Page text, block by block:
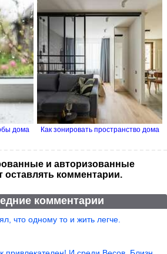
дома
Как зонировать пространство дома
и авторизованные
оставлять комментарии.
комментарии
что одному то и жить легче.